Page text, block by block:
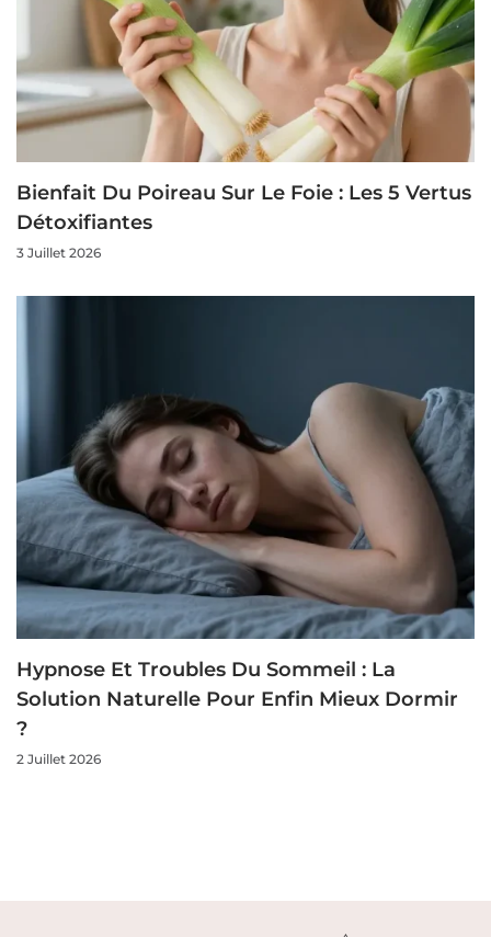
Bienfait Du Poireau Sur Le Foie : Les 5 Vertus
Détoxifiantes
3 Juillet 2026
Hypnose Et Troubles Du Sommeil : La
Solution Naturelle Pour Enfin Mieux Dormir
?
2 Juillet 2026